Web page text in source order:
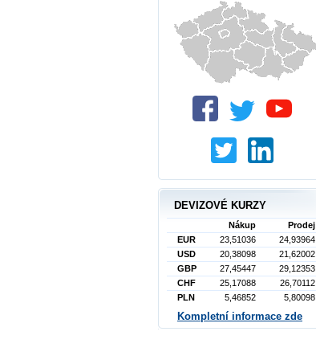
DEVIZOVÉ KURZY
Nákup
Prodej
EUR
23,51036
24,93964
USD
20,38098
21,62002
GBP
27,45447
29,12353
CHF
25,17088
26,70112
PLN
5,46852 5,80098
Kompletní informace zde